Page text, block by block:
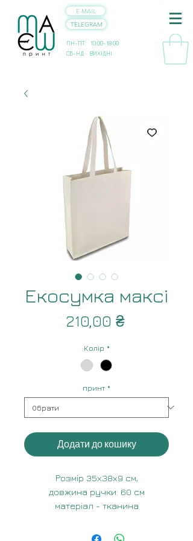
E-MAIL
TELEGRAM
ПН-ПТ 10:00-18:00
СБ-НД ВИХІДНІ
Екосумка максі
210,00 ₴Ціна
Колір *
принт *
Додати до кошику
Розмір 35х38х9 см,
довжина ручки: 60 см
матеріал - тканина
склад - 65% Бавовна, 35% ПЕ